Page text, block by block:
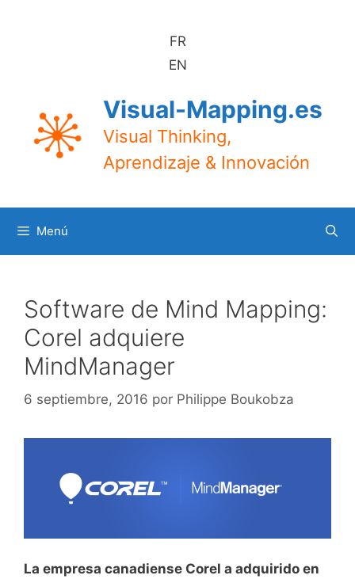
FR
EN
Visual-Mapping.es
Visual Thinking,
Aprendizaje & Innovación
Menú
Software de Mind Mapping:
Corel adquiere
MindManager
6 septiembre, 2016 por Philippe Boukobza
La empresa canadiense Corel a adquirido en